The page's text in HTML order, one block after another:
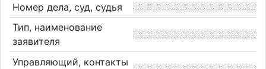
Номер дела, суд, судья
Тип, наименование
заявителя
Управляющий, контакты